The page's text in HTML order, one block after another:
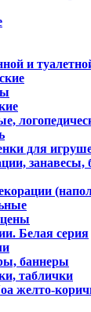
и
для
занавесы,
Белая серия
баннеры
таблички